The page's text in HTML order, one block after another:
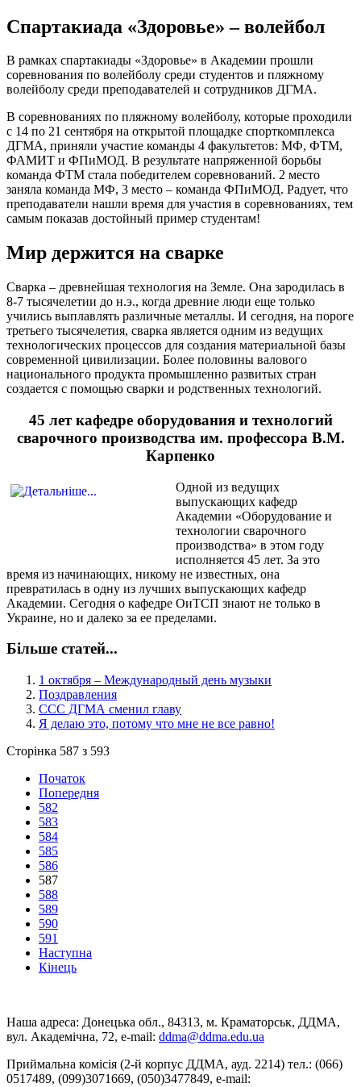
Спартакиада «Здоровье» – волейбол
В рамках спартакиады «Здоровье» в Академии прошли
соревнования по волейболу среди студентов и пляжному
волейболу среди преподавателей и сотрудников ДГМА.
В соревнованиях по пляжному волейболу, которые проходили
с 14 по 21 сентября на открытой площадке спорткомплекса
ДГМА, приняли участие команды 4 факультетов: МФ, ФТМ,
ФАМИТ и ФПиМОД. В результате напряженной борьбы
команда ФТМ стала победителем соревнований. 2 место
заняла команда МФ, 3 место – команда ФПиМОД. Радует, что
преподаватели нашли время для участия в соревнованиях, тем
самым показав достойный пример студентам!
Мир держится на сварке
Сварка – древнейшая технология на Земле. Она зародилась в
8-7 тысячелетии до н.э., когда древние люди еще только
учились выплавлять различные металлы. И сегодня, на пороге
третьего тысячелетия, сварка является одним из ведущих
технологических процессов для создания материальной базы
современной цивилизации. Более половины валового
национального продукта промышленно развитых стран
создается с помощью сварки и родственных технологий.
45 лет кафедре оборудования и технологий
сварочного производства им. профессора В.М.
Карпенко
Одной из ведущих
выпускающих кафедр
Академии «Оборудование и
технологии сварочного
производства» в этом году
исполняется 45 лет. За это
время из начинающих, никому не известных, она
превратилась в одну из лучших выпускающих кафедр
Академии. Сегодня о кафедре ОиТСП знают не только в
Украине, но и далеко за ее пределами.
Більше статей...
1 октября – Международный день музыки
Поздравления
ССC ДГМА сменил главу
Я делаю это, потому что мне не все равно!
Сторінка 587 з 593
Початок
Попередня
582
583
584
585
586
587
588
589
590
591
Наступна
Кінець
Наша адреса: Донецька обл., 84313, м. Краматорськ, ДДМА,
вул. Академічна, 72, е-mail: ddma@ddma.edu.ua
Приймальна комісія (2-й корпус ДДМА, ауд. 2214) тел.: (066)
0517489, (099)3071669, (050)3477849, e-mail: